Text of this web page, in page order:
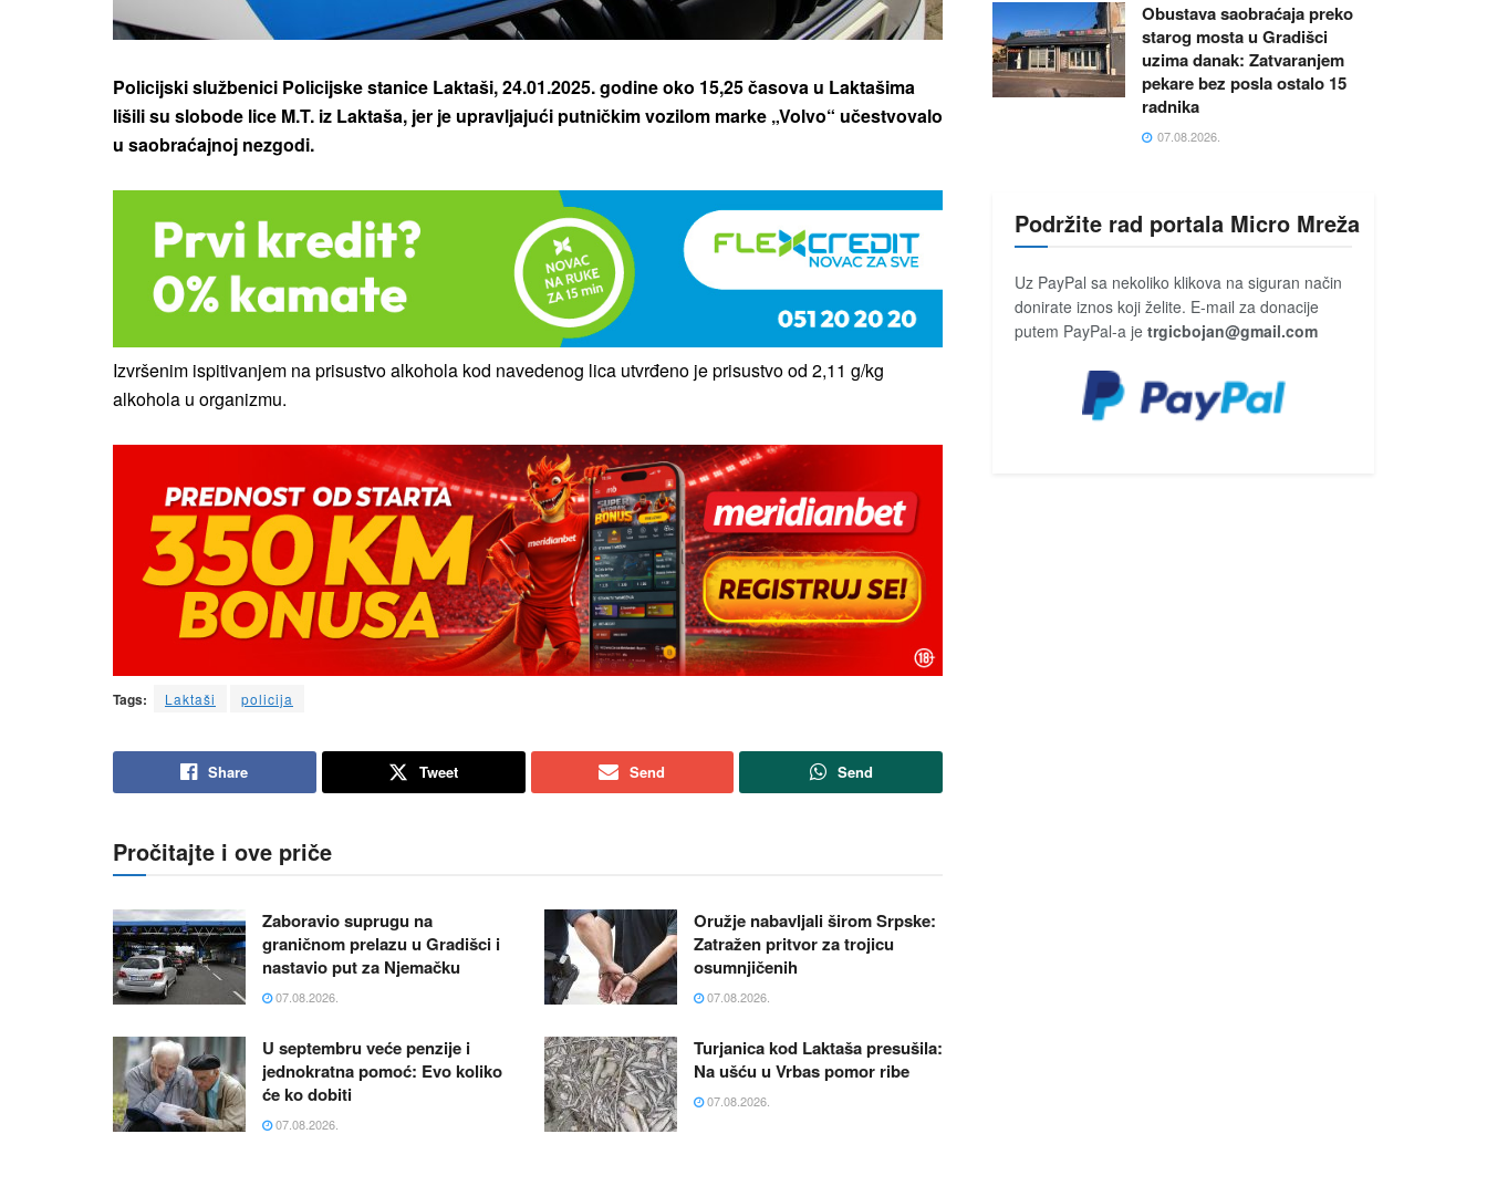
Policijski službenici Policijske stanice Laktaši, 24.01.2025. godine oko 15,25 časova u Laktašima
lišili su slobode lice M.T. iz Laktaša, jer je upravljajući putničkim vozilom marke „Volvo“ učestvovalo
u saobraćajnoj nezgodi.
Izvršenim ispitivanjem na prisustvo alkohola kod navedenog lica utvrđeno je prisustvo od 2,11 g/kg
alkohola u organizmu.
Tags: Laktaši policija
Share Tweet Send Send
Pročitajte i ove priče
Zaboravio suprugu na
graničnom prelazu u Gradišci i
nastavio put za Njemačku
07.08.2026.
Oružje nabavljali širom Srpske:
Zatražen pritvor za trojicu
osumnjičenih
07.08.2026.
U septembru veće penzije i
jednokratna pomoć: Evo koliko
će ko dobiti
07.08.2026.
Turjanica kod Laktaša presušila:
Na ušću u Vrbas pomor ribe
07.08.2026.
Obustava saobraćaja preko
starog mosta u Gradišci
uzima danak: Zatvaranjem
pekare bez posla ostalo 15
radnika
07.08.2026.
Podržite rad portala Micro Mreža
Uz PayPal sa nekoliko klikova na siguran način
donirate iznos koji želite. E-mail za donacije
putem PayPal-a je trgicbojan@gmail.com